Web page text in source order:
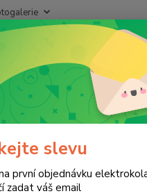
výše příjmů
o výši příjmů
stahovatZDE.
slevu
první objednávku
zadat váš email